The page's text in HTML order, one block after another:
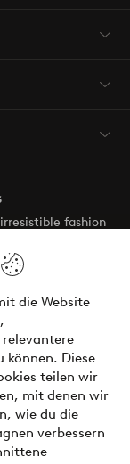
die Website
können. Diese
teilen wir
mit denen wir
wie du die
verbessern
fashion
your next look
aufteilen